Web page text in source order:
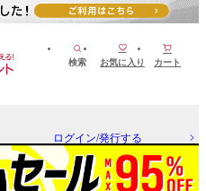
検索 お気に入り カート
ログイン/発行する